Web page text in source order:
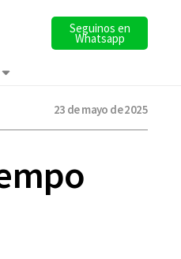
Seguinos en
Whatsapp
23 de mayo de 2025